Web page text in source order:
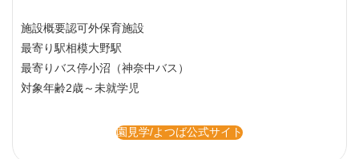
施設概要認可外保育施設
最寄り駅相模大野駅
最寄りバス停小沼（神奈中バス）
対象年齢2歳～未就学児
園見学/よつば公式サイト